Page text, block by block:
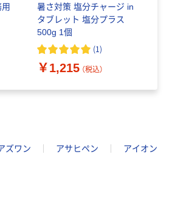
暑さ対策 塩分チャージ in
タブレット 塩分プラス
500g 1個
(1)
￥1,215 （税込）
ズワン アサヒペン アイオン